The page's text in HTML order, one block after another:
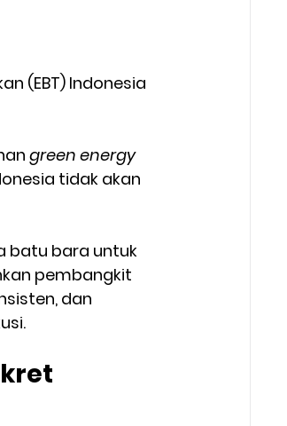
(EBT) Indonesia
green energy
tidak akan
batu bara untuk
pembangkit
dan